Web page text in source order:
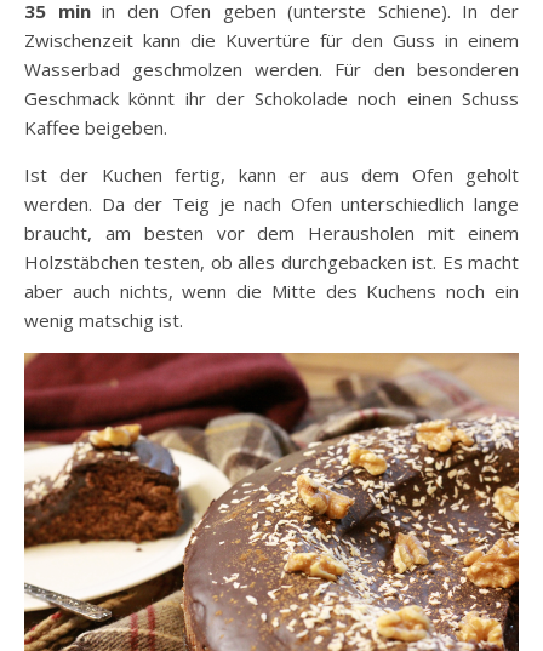
35 minin den Ofen geben (unterste Schiene). In der
Zwischenzeit kann die Kuvertüre für den Guss in einem
Wasserbad geschmolzen werden. Für den besonderen
Geschmack könnt ihr der Schokolade noch einen Schuss
Kaffee beigeben.
Ist der Kuchen fertig, kann er aus dem Ofen geholt
werden. Da der Teig je nach Ofen unterschiedlich lange
braucht, am besten vor dem Herausholen mit einem
Holzstäbchen testen, ob alles durchgebacken ist. Es macht
aber auch nichts, wenn die Mitte des Kuchens noch ein
wenig matschig ist.